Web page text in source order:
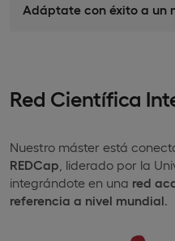
Adáptate con éxito a un
Red Científica
Nuestro máster está
REDCap , liderado por la
integrándote en una red
referencia a nivel mundial